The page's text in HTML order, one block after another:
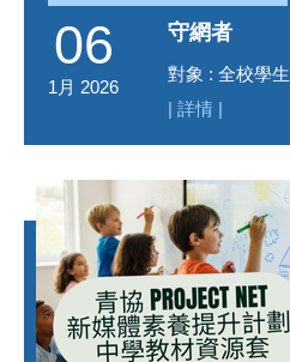
06
1月 2026
守網者
對象 : 全校學生
| 詳情 |